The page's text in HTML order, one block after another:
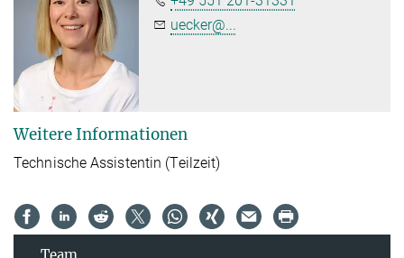
uecker@...
Weitere Informationen
Technische Assistentin (Teilzeit)
Team